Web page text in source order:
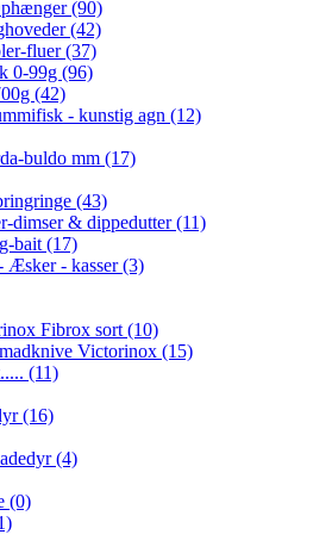
(90)
(42)
fluer (37)
0-99g (96)
(42)
- kunstig agn (12)
buldo mm (17)
(43)
dimser & dippedutter (11)
bait (17)
Æsker - kasser (3)
Fibrox sort (10)
Victorinox (15)
(11)
(16)
(4)
(0)